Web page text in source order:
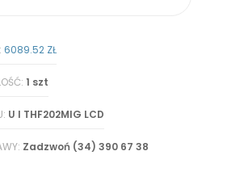
6089.52 ZŁ
1 szt
U I THF202MIG LCD
Zadzwoń (34) 390 67 38